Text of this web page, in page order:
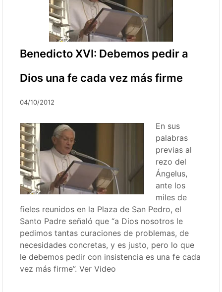
Benedicto XVI: Debemos pedir a
Dios una fe cada vez más firme
04/10/2012
En sus
palabras
previas al
rezo del
Ángelus,
ante los
miles de
fieles reunidos en la Plaza de San Pedro, el
Santo Padre señaló que “a Dios nosotros le
pedimos tantas curaciones de problemas, de
necesidades concretas, y es justo, pero lo que
le debemos pedir con insistencia es una fe cada
vez más firme”. Ver Video